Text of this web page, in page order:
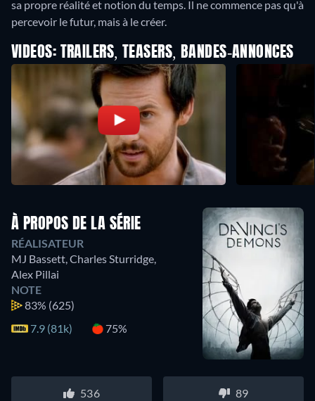
sa propre réalité et notion du temps. Il ne commence pas qu'à
percevoir le futur, mais à le créer.
VIDEOS: TRAILERS, TEASERS, BANDES-ANNONCES
À PROPOS DE LA SÉRIE
RÉALISATEUR
MJ Bassett Charles Sturridge
Alex Pillai
NOTE
83% (625)
7.9 (81k)
75%
536 89